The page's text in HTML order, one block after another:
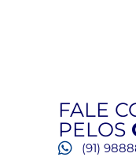
FALE
PELOS
(91)